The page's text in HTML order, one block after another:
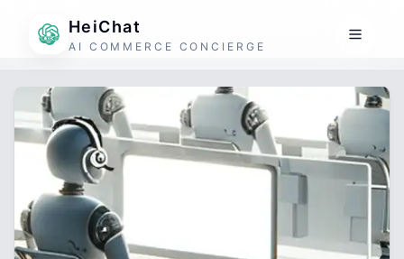
HeiChat
AI COMMERCE CONCIERGE